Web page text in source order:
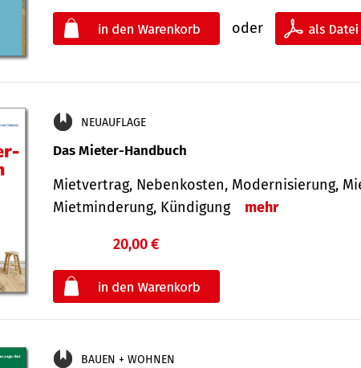
oder
NEUAUFLAGE
Das Mieter-Handbuch
Mietvertrag, Nebenkosten, Modernisierung,
Mietminderung, Kündigung
mehr
20,00 €
BAUEN + WOHNEN